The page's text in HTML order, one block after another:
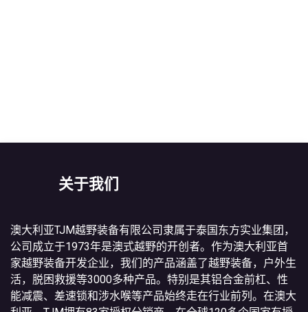
关于我们
澳大利亚TJM越野装备有限公司隶属于泰国东方实业集团，
公司成立于1973年是澳式越野的开创者。作为澳大利亚首
家越野装备开发企业，我们的产品涵盖了越野装备，户外生
活，脱困救援等3000多种产品。特别是其铝合金前杠、性
能减震、差速锁和涉水喉等产品始终走在行业前列。在澳大